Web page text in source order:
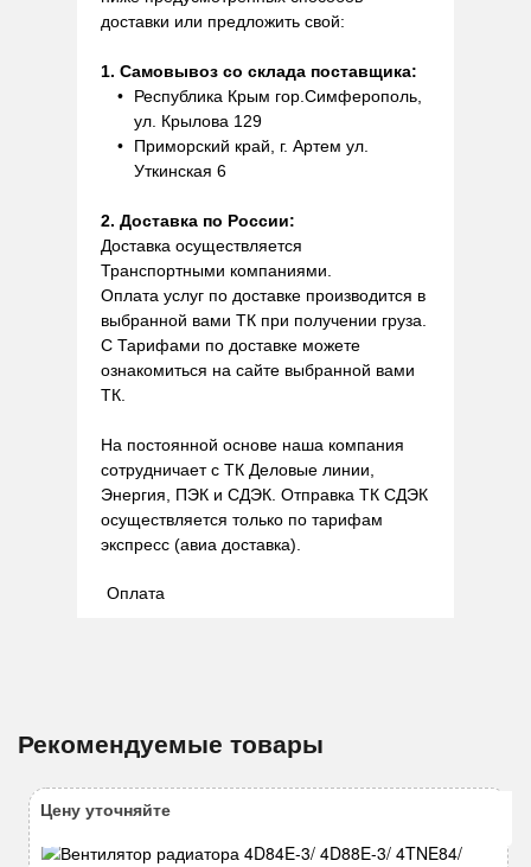
доставки или предложить свой:
1. Самовывоз со склада поставщика:
Республика Крым гор.Симферополь,
ул. Крылова 129
Приморский край, г. Артем ул.
Уткинская 6
2. Доставка по России:
Доставка осуществляется
Транспортными компаниями.
Оплата услуг по доставке производится в
выбранной вами ТК при получении груза.
С Тарифами по доставке можете
ознакомиться на сайте выбранной вами
ТК.
На постоянной основе наша компания
сотрудничает с ТК Деловые линии,
Энергия, ПЭК и СДЭК. Отправка ТК СДЭК
осуществляется только по тарифам
экспресс (авиа доставка).
Оплата
Рекомендуемые товары
Цену уточняйте